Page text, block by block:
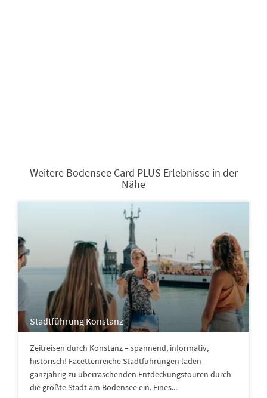
Weitere Bodensee Card PLUS Erlebnisse in der
Nähe
Stadtführung Konstanz
Zeitreisen durch Konstanz – spannend, informativ,
historisch! Facettenreiche Stadtführungen laden
ganzjährig zu überraschenden Entdeckungstouren durch
die größte Stadt am Bodensee ein. Eines...